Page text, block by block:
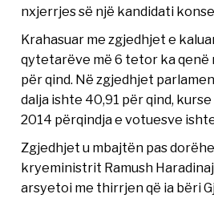
nxjerrjes së një kandidati
Krahasuar me zgjedhjet e
qytetarëve më 6 tetor ka qenë
për qind. Në zgjedhjet
dalja ishte 40,91 për qind,
2014 përqindja e votuesve
Zgjedhjet u mbajtën pas
kryeministrit Ramush
arsyetoi me thirrjen që ia bëri